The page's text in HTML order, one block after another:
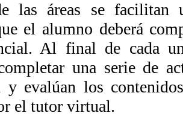
las áreas se facilitan
el alumno deberá
Al final de cada
una serie de
y evalúan los
el tutor virtual.